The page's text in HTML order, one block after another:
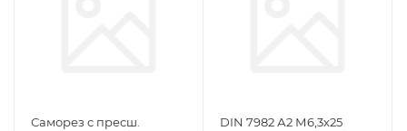
Саморез с пресш.
DIN 7982 А2 М6,3х25